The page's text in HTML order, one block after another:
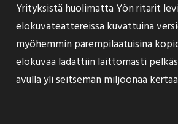
Yrityksistä huolimatta Yön ritarit
elokuvateattereissa kuvattuina
myöhemmin parempilaatuisina
elokuvaa ladattiin laittomasti
avulla yli seitsemän miljoonaa